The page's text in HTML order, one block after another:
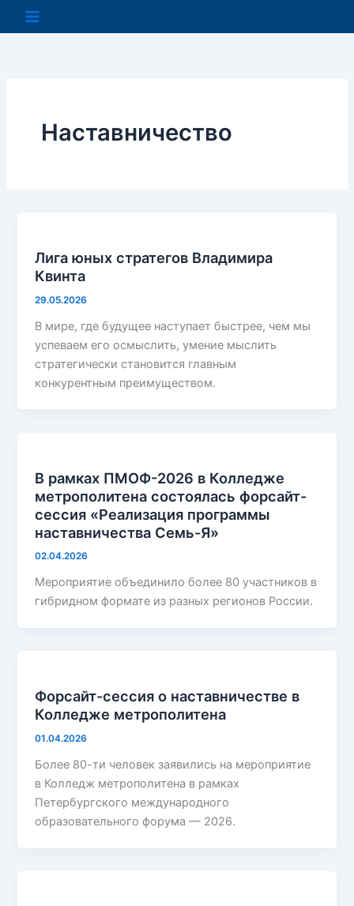
Перейти
Наставничество
Лига юных стратегов Владимира
Квинта
29.05.2026
В мире, где будущее наступает быстрее, чем мы
успеваем его осмыслить, умение мыслить
стратегически становится главным
конкурентным преимуществом.
В рамках ПМОФ-2026 в Колледже
метрополитена состоялась форсайт-
сессия «Реализация программы
наставничества Семь-Я»
02.04.2026
Мероприятие объединило более 80 участников в
гибридном формате из разных регионов России.
Форсайт-сессия о наставничестве в
Колледже метрополитена
01.04.2026
Более 80-ти человек заявились на мероприятие
в Колледж метрополитена в рамках
Петербургского международного
образовательного форума — 2026.